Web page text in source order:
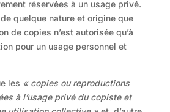
réservées à un usage privé.
quelque nature et origine que
de copies n’est autorisée qu’à
pour un usage personnel et
les « copies ou reproductions
à l’usage privé du copiste et